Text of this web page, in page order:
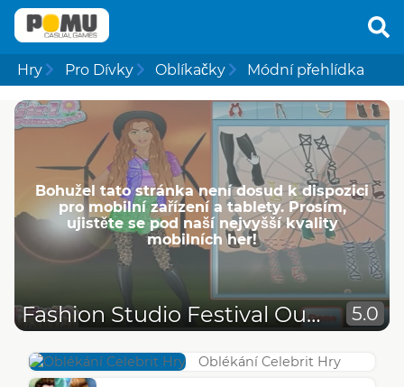
Hry Pro Dívky Oblíkačky Módní přehlídka
Bohužel tato stránka není dosud k dispozici
pro mobilní zařízení a tablety. Prosím,
ujistěte se pod naší nejvyšší kvality
mobilních her!
Fashion Studio Festival Outfit 5.0
Oblékání Celebrit Hry